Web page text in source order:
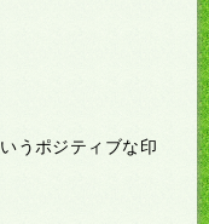
うポジティブな印